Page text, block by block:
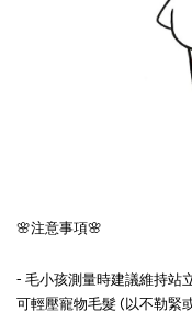
🌸注意事項🌸
- 毛小孩測量時建議維持站
可輕壓寵物毛髮 (以不勒緊